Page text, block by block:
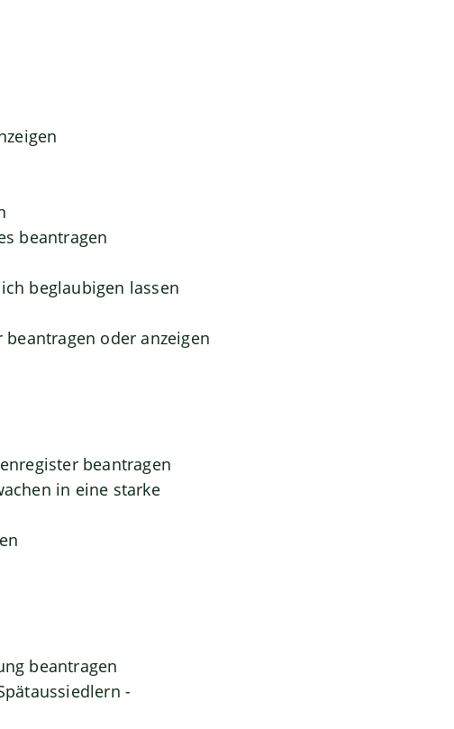
beantragen
beglaubigen lassen
oder anzeigen
beantragen
in eine starke
beantragen
-